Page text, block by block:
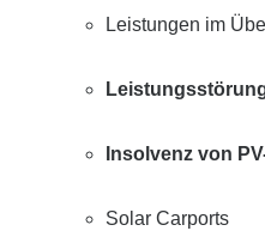
Leistungen im
Insolvenz von
Solar Carports